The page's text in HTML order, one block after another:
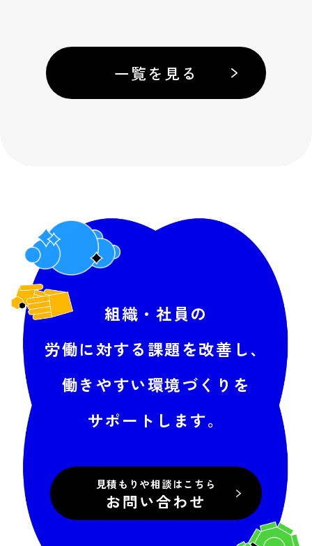
一覧を見る
組織・社員の
労働に対する 課題を改善し、
働きやすい環境づくりを
サポートします。
見積もりや相談はこちら
お問い合わせ